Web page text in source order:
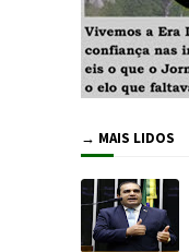
→ MAIS LIDOS